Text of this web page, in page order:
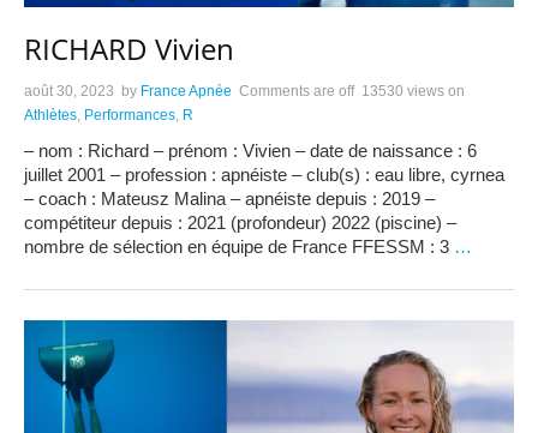
RICHARD Vivien
août 30, 2023 by France Apnée Comments are off 13530 views on
Athlètes Performances R
– nom : Richard – prénom : Vivien – date de naissance : 6
juillet 2001 – profession : apnéiste – club(s) : eau libre, cyrnea
– coach : Mateusz Malina – apnéiste depuis : 2019 –
compétiteur depuis : 2021 (profondeur) 2022 (piscine) –
nombre de sélection en équipe de France FFESSM : 3 …